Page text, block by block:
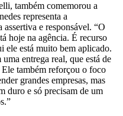
também comemorou a
representa a
e responsável. “O
hoje na agência. É recurso
ele está muito bem aplicado.
entrega real, que está de
também reforçou o foco
grandes empresas, mas
duro e só precisam de um